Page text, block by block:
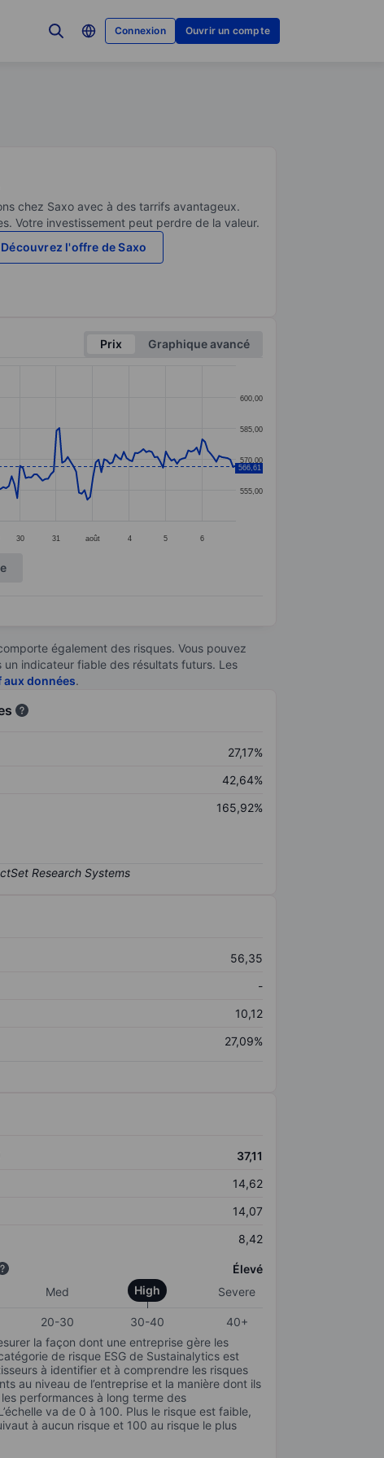
Connexion Ouvrir un compte
chez Saxo avec à des tarrifs avantageux.
Votre investissement peut perdre de la valeur.
Découvrez l'offre de Saxo
Prix
Graphique avancé
30 31 août 4 5 6
555,00
570,00
585,00
600,00
566,61
également des risques. Vous pouvez
indicateur fiable des résultats futurs. Les
aux données.
27,17%
42,64%
165,92%
56,35
-
10,12
27,09%
37,11
14,62
14,07
8,42
Élevé
Med High Severe
20-30 30-40
40+
la façon dont une entreprise gère les
de risque ESG de Sustainalytics est
à identifier et à comprendre les risques
au niveau de l’entreprise et la manière dont ils
performances à long terme des
va de 0 à 100. Plus le risque est faible,
à aucun risque et 100 au risque le plus